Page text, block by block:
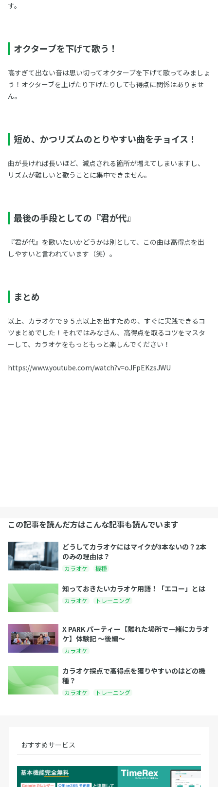
す。
オクターブを下げて歌う！
高すぎて出ない音は思い切ってオクターブを下げて歌ってみましょ
う！オクターブを上げたり下げたりしても得点に関係はありませ
ん。
短め、かつリズムのとりやすい曲をチョイス！
曲が長ければ長いほど、減点される箇所が増えてしまいますし、
リズムが難しいと歌うことに集中できません。
最後の手段としての『君が代』
『君が代』を歌いたいかどうかは別として、この曲は高得点を出
しやすいと言われています（笑）。
まとめ
以上、カラオケで９５点以上を出すための、すぐに実践できるコ
ツまとめでした！それではみなさん、高得点を取るコツをマスタ
ーして、カラオケをもっともっと楽しんでください！
https://www.youtube.com/watch?v=oJFpEKzsJWU
この記事を読んだ方はこんな記事も読んでいます
どうしてカラオケにはマイクが3本ないの？2本
のみの理由は？
カラオケ 機種
知っておきたいカラオケ用語！「エコー」とは
カラオケ トレーニング
X PARK パーティー【離れた場所で一緒にカラオ
ケ】体験記 ～後編～
カラオケ
カラオケ採点で高得点を獲りやすいのはどの機
種？
カラオケ トレーニング
おすすめサービス